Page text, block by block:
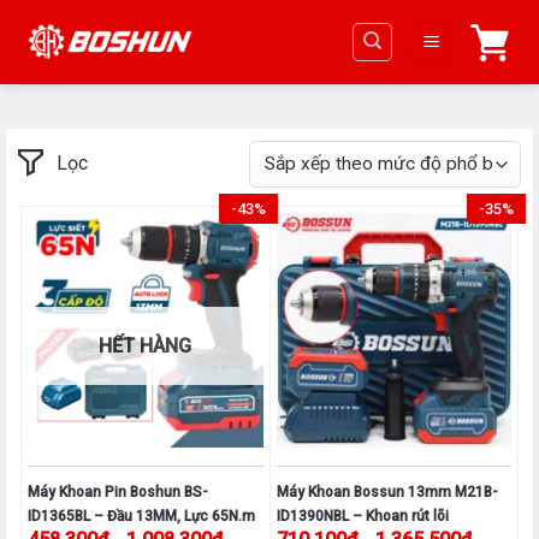
đến
Lọc
-43%
HẾT HÀNG
Máy Khoan Pin Boshun BS-
ID1365BL – Đầu 13MM, Lực 65N.m
-35%
Máy Khoan Bossun 13mm M21B-
ID1390NBL – Khoan rút lõi